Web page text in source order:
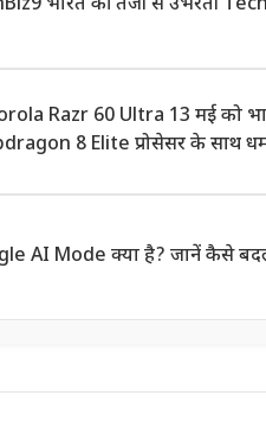
भारत की तेजी से उभरती
Razr 60 Ultra 13 मई को
8 Elite प्रोसेसर के साथ
AI Mode क्या है? जानें कैसे